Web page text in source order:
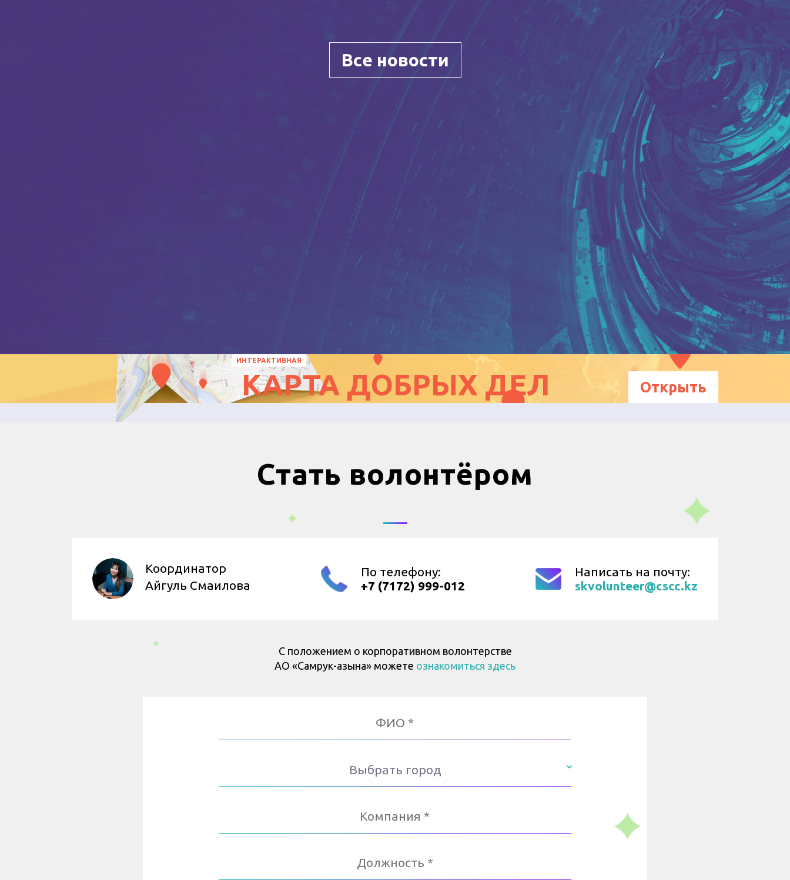
Все новости
ИНТЕРАКТИВНАЯ
КАРТА ДОБРЫХ ДЕЛ Открыть
Стать волонтёром
Координатор
Айгуль Смаилова
По телефону:
+7 (7172) 999-012
Написать на почту:
skvolunteer@cscc.kz
С положением о корпоративном волонтерстве
АО «Самрук-Қазына» можете ознакомиться здесь
Выбрать город